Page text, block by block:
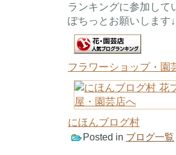
ランキングに参加して
ぽちっとお願いします↓
フラワーショップ・園
にほんブログ村
Posted in ブログ一覧